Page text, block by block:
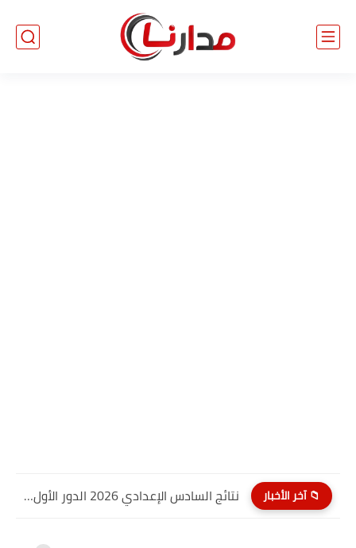
📁 آخر الأخبار نتائج السادس الإعدادي 2026 الدور الأول PDF الديوانية | موقع...